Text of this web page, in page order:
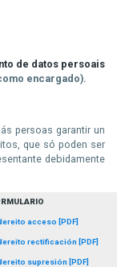
de datos persoais
encargado).
persoas garantir un
que só poden ser
debidamente
acceso [PDF]
rectificación [PDF]
supresión [PDF]